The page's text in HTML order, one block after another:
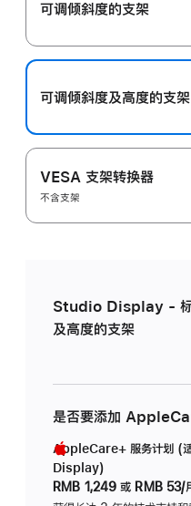
可调倾斜度的支架
可调倾斜度及高‍度的支‍架
VESA 支架转换器
不含支架
Studio Display - 标
及高度的支架
是否要添加
AppleCare+ 服务计划 (
Display)
RMB 1,249 或 RMB 53/